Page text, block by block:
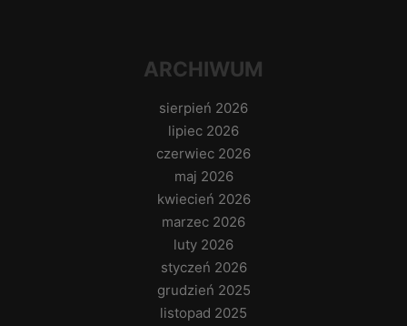
ARCHIWUM
sierpień 2026
lipiec 2026
czerwiec 2026
maj 2026
kwiecień 2026
marzec 2026
luty 2026
styczeń 2026
grudzień 2025
listopad 2025